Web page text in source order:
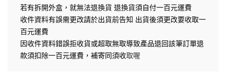
若有拆開外盒，就無法退換貨 退換貨須自付一百元運費
收件資料有誤需更改請於出貨前告知 出貨後須更改要收取一
百元運費
因收件資料錯誤拒收貨或超取無取導致產品退回該筆訂單退
款須扣除一百元運費，補寄同須收取喔